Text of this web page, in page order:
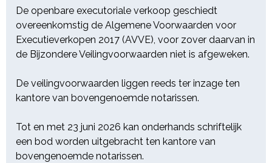
onder nummer 23088145, zijnde
www openbareverkoop nl en
voorts zich bij de openbare
verkoop desgevraagd te
hun bank te overleggen, waaruit
hun financiële gegoedheid blijkt.
overgegaan, dient door de hoogste
bieder (voor zover nog niet
gedaan) binnen drie (3) werkdagen
De openbare executoriale verkoop geschiedt
overeenkomstig de Algemene Voorwaarden voor
Executieverkopen 2017 (AVVE), voor zover daarvan in
de Bijzondere Veilingvoorwaarden niet is afgeweken.
De veilingvoorwaarden liggen reeds ter inzage ten
kantore van bovengenoemde notarissen.
Tot en met 23 juni 2026 kan onderhands schriftelijk
een bod worden uitgebracht ten kantore van
bovengenoemde notarissen.